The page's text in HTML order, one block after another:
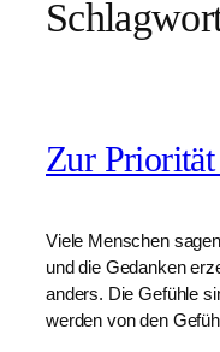
Zur
Viele Menschen
und die Gedanken
anders. Die Gefühle
werden von den